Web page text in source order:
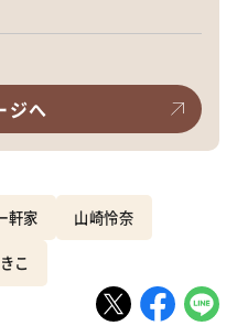
ジへ
軒家 山崎怜奈
こ